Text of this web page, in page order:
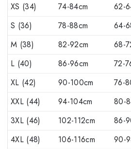
XS (34)
74-84cm 62-
S (36)
78-88cm 64-
M (38)
82-92cm 68-
L (40)
86-96cm 72-
XL (42)
90-100cm 76-
XXL (44)
94-104cm 80-
3XL (46)
102-112cm 86-
4XL (48)
106-116cm 90-